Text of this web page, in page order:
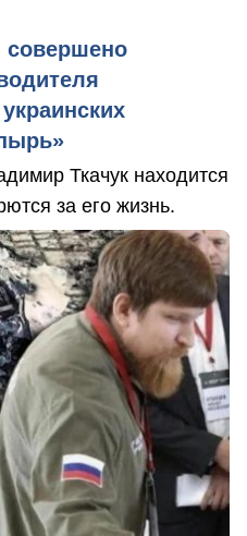
совершено
Ткачук находится
за его жизнь.